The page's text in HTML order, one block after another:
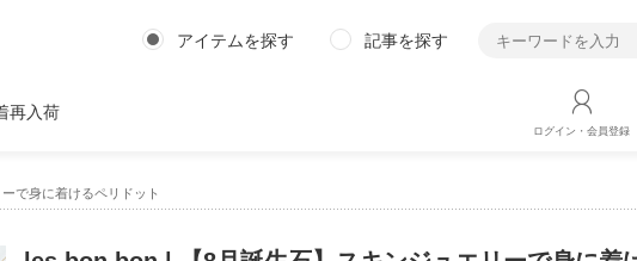
アイテムを探す 記事を探す
再入荷
ログイン・会員登録
で身に着けるペリドット